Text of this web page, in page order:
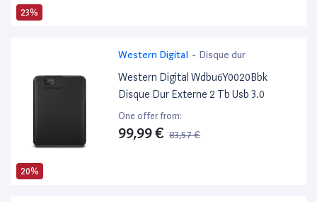
23%
20%
Western Digital - Disque dur
Western Digital Wdbu6Y0020Bbk
Disque Dur Externe 2 Tb Usb 3.0
One offer from:
99,99 € 83,57 €